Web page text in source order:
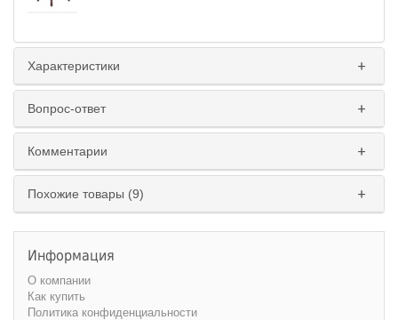
Характеристики
Вопрос-ответ
Комментарии
Похожие товары (9)
Информация
О компании
Как купить
Политика конфиденциальности